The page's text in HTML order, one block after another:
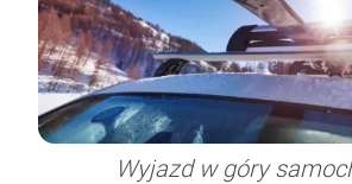
Wyjazd w góry